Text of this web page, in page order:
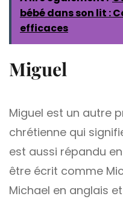
bébé dans son lit :
efficaces
Miguel
Miguel est un autre
chrétienne qui
est aussi répandu
être écrit comme
Michael en anglais